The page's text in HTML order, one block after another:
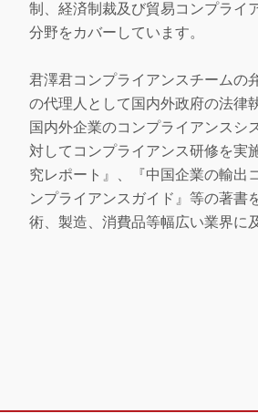
制、経済制裁及び貿易コンプライ
分野をカバーしています。
君澤君コンプライアンスチームの
の代理人として国内外政府の法律
国内外企業のコンプライアンスシ
対してコンプライアンス研修を実
究レポート』、『中国企業の輸出
ンプライアンスガイド』等の著書
術、製造、消費品等幅広い業界に